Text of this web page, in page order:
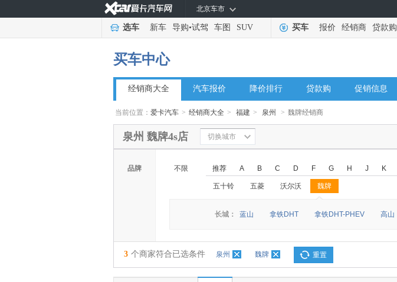
北京车市
选车 新车 导购•试驾 车图 SUV 买车 报价 经销商 贷款购
买车中心
经销商大全 汽车报价 降价排行 贷款购 促销信息
当前位置： 爱卡汽车 > 经销商大全 > 福建 > 泉州 > 魏牌经销商
泉州 魏牌4s店 切换城市
品牌 不限 推荐 A B C D F G H J K
五十铃 五菱 沃尔沃 魏牌
◆
◆
长城： 蓝山 拿铁DHT 拿铁DHT-PHEV 高山
3 个商家符合已选条件 泉州 魏牌 重置